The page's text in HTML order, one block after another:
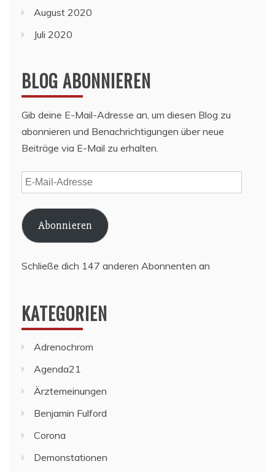
August 2020
Juli 2020
BLOG ABONNIEREN
Gib deine E-Mail-Adresse an, um diesen Blog zu
abonnieren und Benachrichtigungen über neue
Beiträge via E-Mail zu erhalten.
E-
Mail-
Adresse
Abonnieren
Schließe dich 147 anderen Abonnenten an
KATEGORIEN
Adrenochrom
Agenda21
Ärztemeinungen
Benjamin Fulford
Corona
Demonstationen